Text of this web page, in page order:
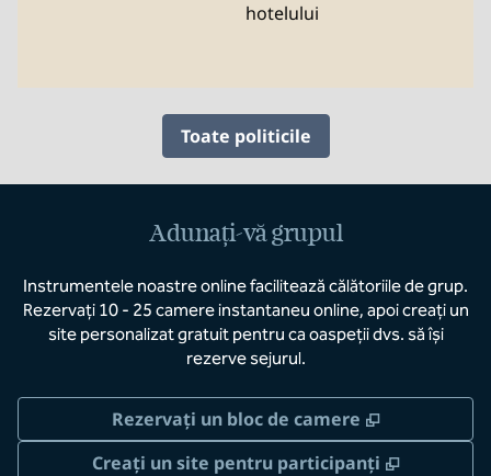
hotelului
Toate politicile
Adunați-vă grupul
Instrumentele noastre online facilitează călătoriile de grup.
Rezervați 10 - 25 camere instantaneu online, apoi creați un
site personalizat gratuit pentru ca oaspeții dvs. să își
rezerve sejurul.
Rezervați un bloc de camere ,
Creați un site pentru participanți
,